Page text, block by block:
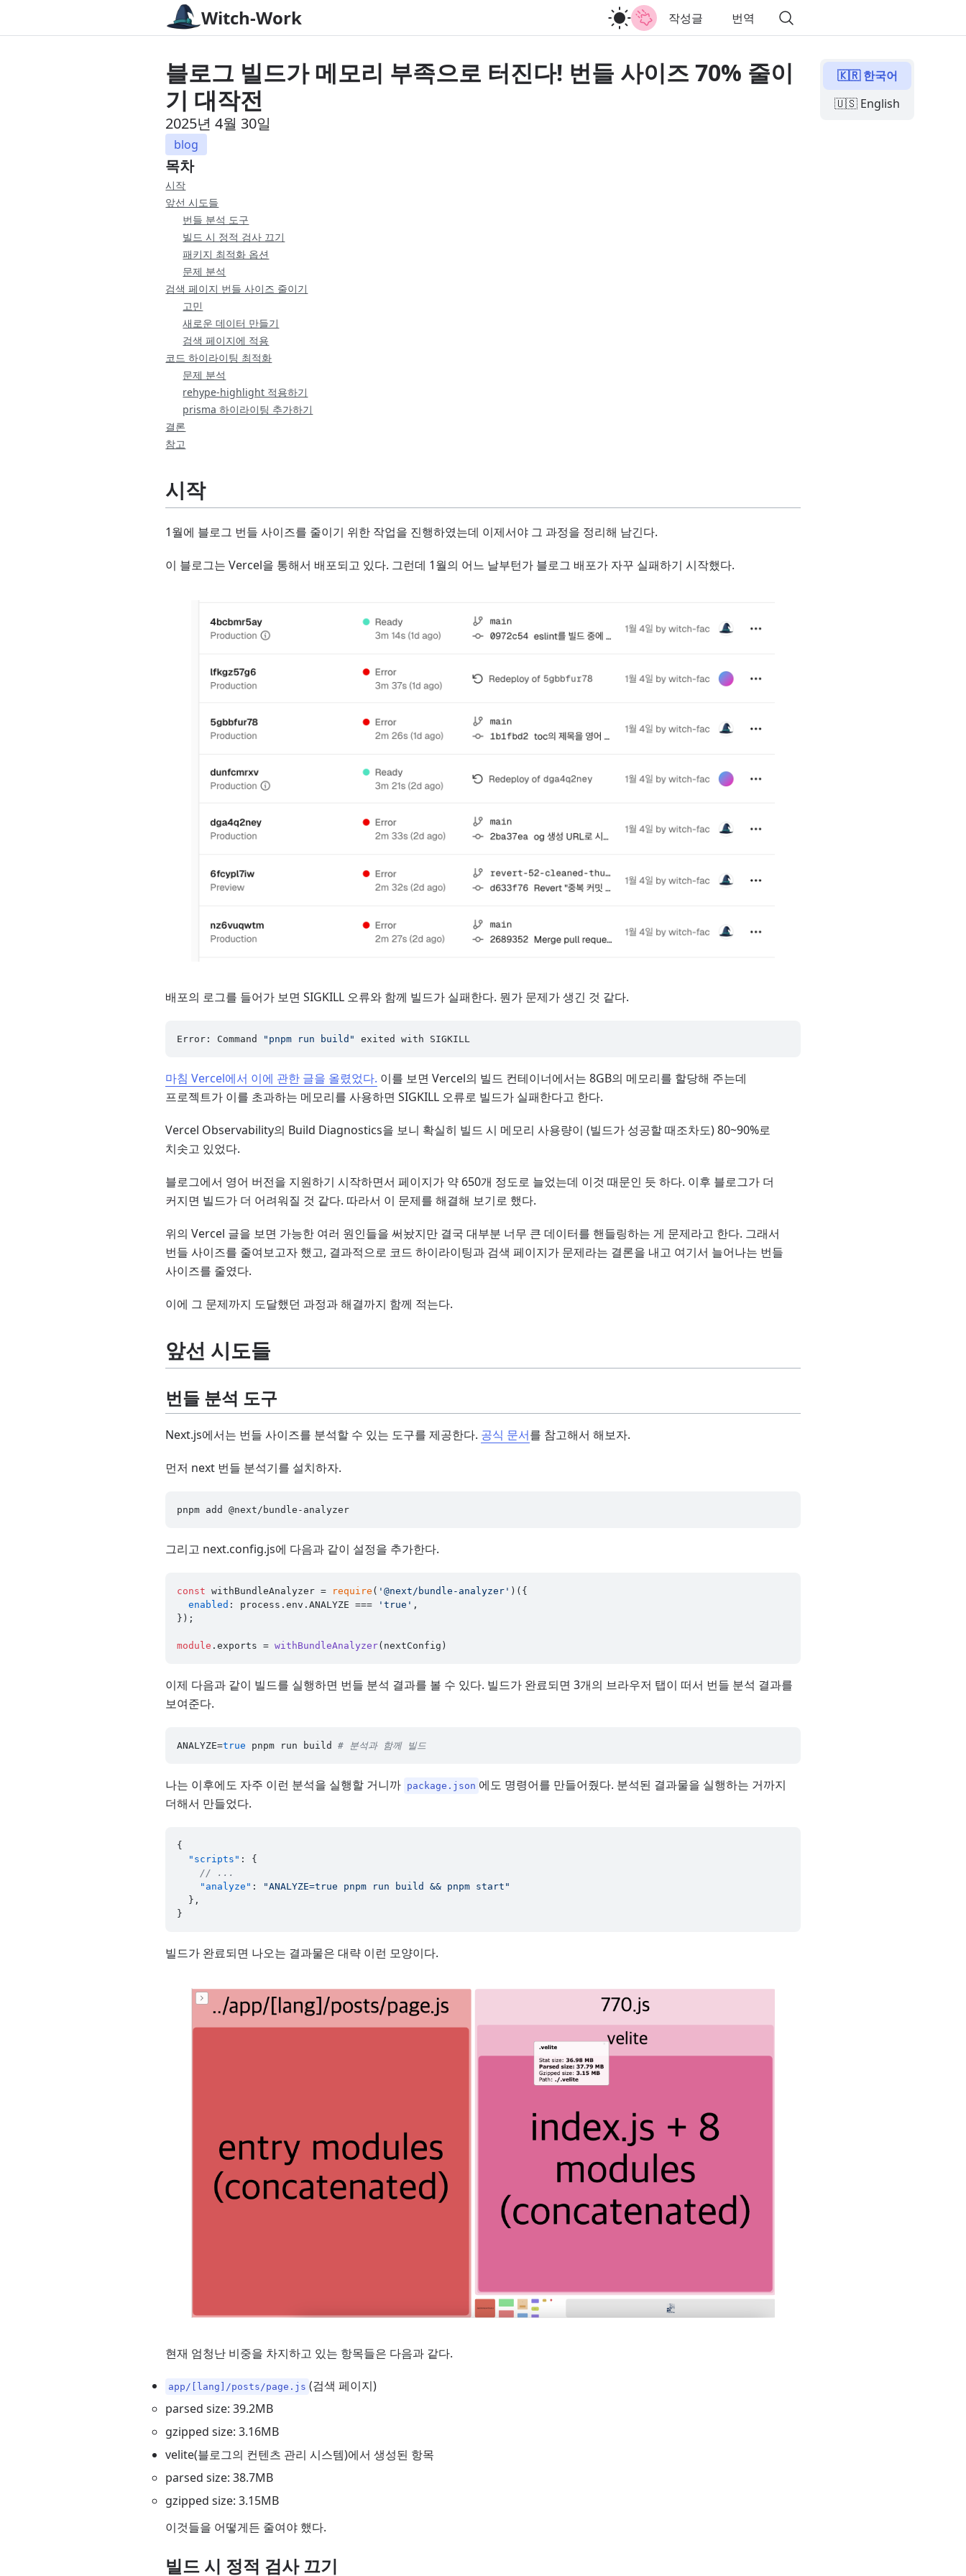
Witch-Work 작성글 번역
🇰🇷 한국어
🇺🇸 English
블로그 빌드가 메모리 부족으로 터진다! 번들 사이즈 70% 줄이
기 대작전
2025년 4월 30일
blog
목차
시작
앞선 시도들
번들 분석 도구
빌드 시 정적 검사 끄기
패키지 최적화 옵션
문제 분석
검색 페이지 번들 사이즈 줄이기
고민
새로운 데이터 만들기
검색 페이지에 적용
코드 하이라이팅 최적화
문제 분석
rehype-highlight 적용하기
prisma 하이라이팅 추가하기
결론
참고
시작
1월에 블로그 번들 사이즈를 줄이기 위한 작업을 진행하였는데 이제서야 그 과정을 정리해 남긴다.
이 블로그는 Vercel을 통해서 배포되고 있다. 그런데 1월의 어느 날부턴가 블로그 배포가 자꾸 실패하기 시작했다.
배포의 로그를 들어가 보면 SIGKILL 오류와 함께 빌드가 실패한다. 뭔가 문제가 생긴 것 같다.
Error: Command "pnpm run build"
마침 Vercel에서 이에 관한 글을 올렸었다. 이를 보면 Vercel의 빌드 컨테이너에서는 8GB의 메모리를 할당해 주는데
프로젝트가 이를 초과하는 메모리를 사용하면 SIGKILL 오류로 빌드가 실패한다고 한다.
Vercel Observability의 Build Diagnostics을 보니 확실히 빌드 시 메모리 사용량이 (빌드가 성공할 때조차도) 80~90%로
치솟고 있었다.
블로그에서 영어 버전을 지원하기 시작하면서 페이지가 약 650개 정도로 늘었는데 이것 때문인 듯 하다. 이후 블로그가 더
커지면 빌드가 더 어려워질 것 같다. 따라서 이 문제를 해결해 보기로 했다.
위의 Vercel 글을 보면 가능한 여러 원인들을 써놨지만 결국 대부분 너무 큰 데이터를 핸들링하는 게 문제라고 한다. 그래서
번들 사이즈를 줄여보고자 했고, 결과적으로 코드 하이라이팅과 검색 페이지가 문제라는 결론을 내고 여기서 늘어나는 번들
사이즈를 줄였다.
이에 그 문제까지 도달했던 과정과 해결까지 함께 적는다.
앞선 시도들
번들 분석 도구
Next.js에서는 번들 사이즈를 분석할 수 있는 도구를 제공한다. 공식 문서를 참고해서 해보자.
먼저 next 번들 분석기를 설치하자.
그리고 next.config.js에 다음과 같이 설정을 추가한다.
const withBundleAnalyzer = require ( '@next/bundle-analyzer' )({
enabled : process.env .ANALYZE === 'true' ,
});
module .exports = withBundleAnalyzer
이제 다음과 같이 빌드를 실행하면 번들 분석 결과를 볼 수 있다. 빌드가 완료되면 3개의 브라우저 탭이 떠서 번들 분석 결과를
보여준다.
ANALYZE=true pnpm run build # 분석과 함께 빌드
나는 이후에도 자주 이런 분석을 실행할 거니까 package.json 에도 명령어를 만들어줬다. 분석된 결과물을 실행하는 거까지
더해서 만들었다.
{
"scripts" :
{
// ...
"analyze" :
"ANALYZE=true pnpm run build && pnpm start"
} ,
}
빌드가 완료되면 나오는 결과물은 대략 이런 모양이다.
현재 엄청난 비중을 차지하고 있는 항목들은 다음과 같다.
app/[lang]/posts/page.js (검색 페이지)
parsed size: 39.2MB
gzipped size: 3.16MB
velite(블로그의 컨텐츠 관리 시스템)에서 생성된 항목
parsed size: 38.7MB
gzipped size: 3.15MB
이것들을 어떻게든 줄여야 했다.
빌드 시 정적 검사 끄기